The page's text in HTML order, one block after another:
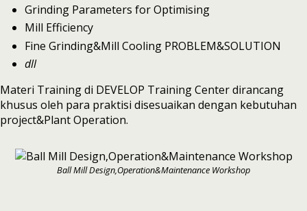
Grinding Parameters for Optimising
Mill Efficiency
Fine Grinding&Mill Cooling PROBLEM&SOLUTION
dll
Materi Training di DEVELOP Training Center dirancang
khusus oleh para praktisi disesuaikan dengan kebutuhan
project&Plant Operation.
Ball Mill Design,Operation&Maintenance Workshop